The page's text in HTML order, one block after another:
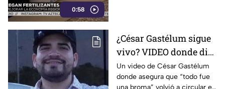
0:58
¿César Gastélum sigue
vivo? VIDEO donde dice
que “todo fue una
broma” SE VIRALIZA
Un video de César Gastélum
donde asegura que “todo fue